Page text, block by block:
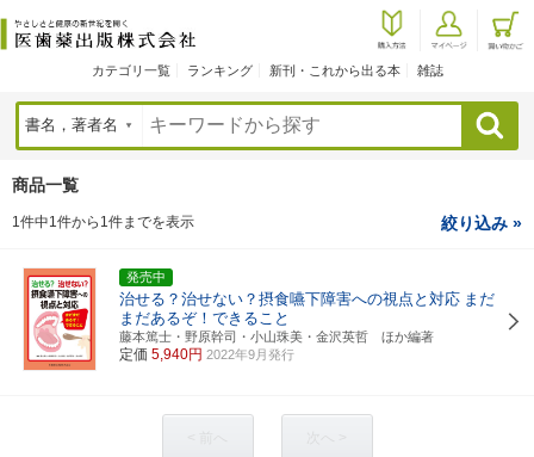
カテゴリ一覧 ランキング 新刊・これから出る本 雑誌
検索
商品一覧
1件中1件から1件までを表示 絞り込み »
発売中
治せる？治せない？摂食嚥下障害への視点と対応 まだ
まだあるぞ！できること
藤本篤士・野原幹司・小山珠美・金沢英哲 ほか編著
定価 5,940円 2022年9月発行